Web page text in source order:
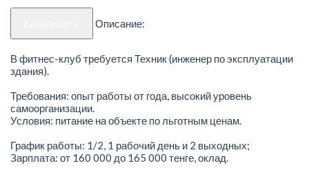
Описание:
В фитнес-клуб требуется Техник (инженер по эксплуатации
здания).
Требования: опыт работы от года, высокий уровень
самоорганизации.
Условия: питание на объекте по льготным ценам.
График работы: 1/2, 1 рабочий день и 2 выходных;
Зарплата: от 160 000 до 165 000 тенге, оклад.